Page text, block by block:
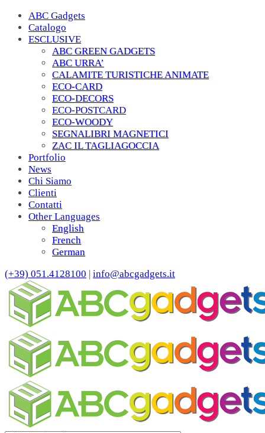
ABC Gadgets
Catalogo
ESCLUSIVE
ABC GREEN GADGETS
ABC URRA’
CALAMITE TURISTICHE ANIMATE
ECO-CARD
ECO-DECORS
ECO-POSTCARD
ECO-WOODY
SEGNALIBRI MAGNETICI
ZAC IL TAGLIAGOCCIA
Portfolio
News
Chi Siamo
Clienti
Contatti
Other Languages
English
French
German
(+39) 051.4128100 | info@abcgadgets.it